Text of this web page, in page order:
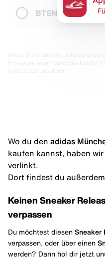
BTSN
Wo du den adidas
kaufen kannst, haben
verlinkt.
Dort findest du
Keinen Sneaker
verpassen
Du möchtest diesen Sneaker
verpassen, oder über einen
werden? Dann hol dir jetzt